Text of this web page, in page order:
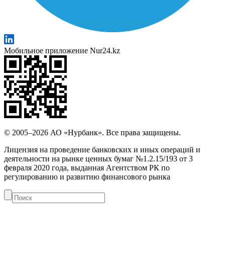
Мобильное приложение Nur24.kz
© 2005–2026 АО «Нурбанк». Все права защищены.
Лицензия на проведение банковских и иных операций и
деятельности на рынке ценных бумаг №1.2.15/193 от 3
февраля 2020 года, выданная Агентством РК по
регулированию и развитию финансового рынка